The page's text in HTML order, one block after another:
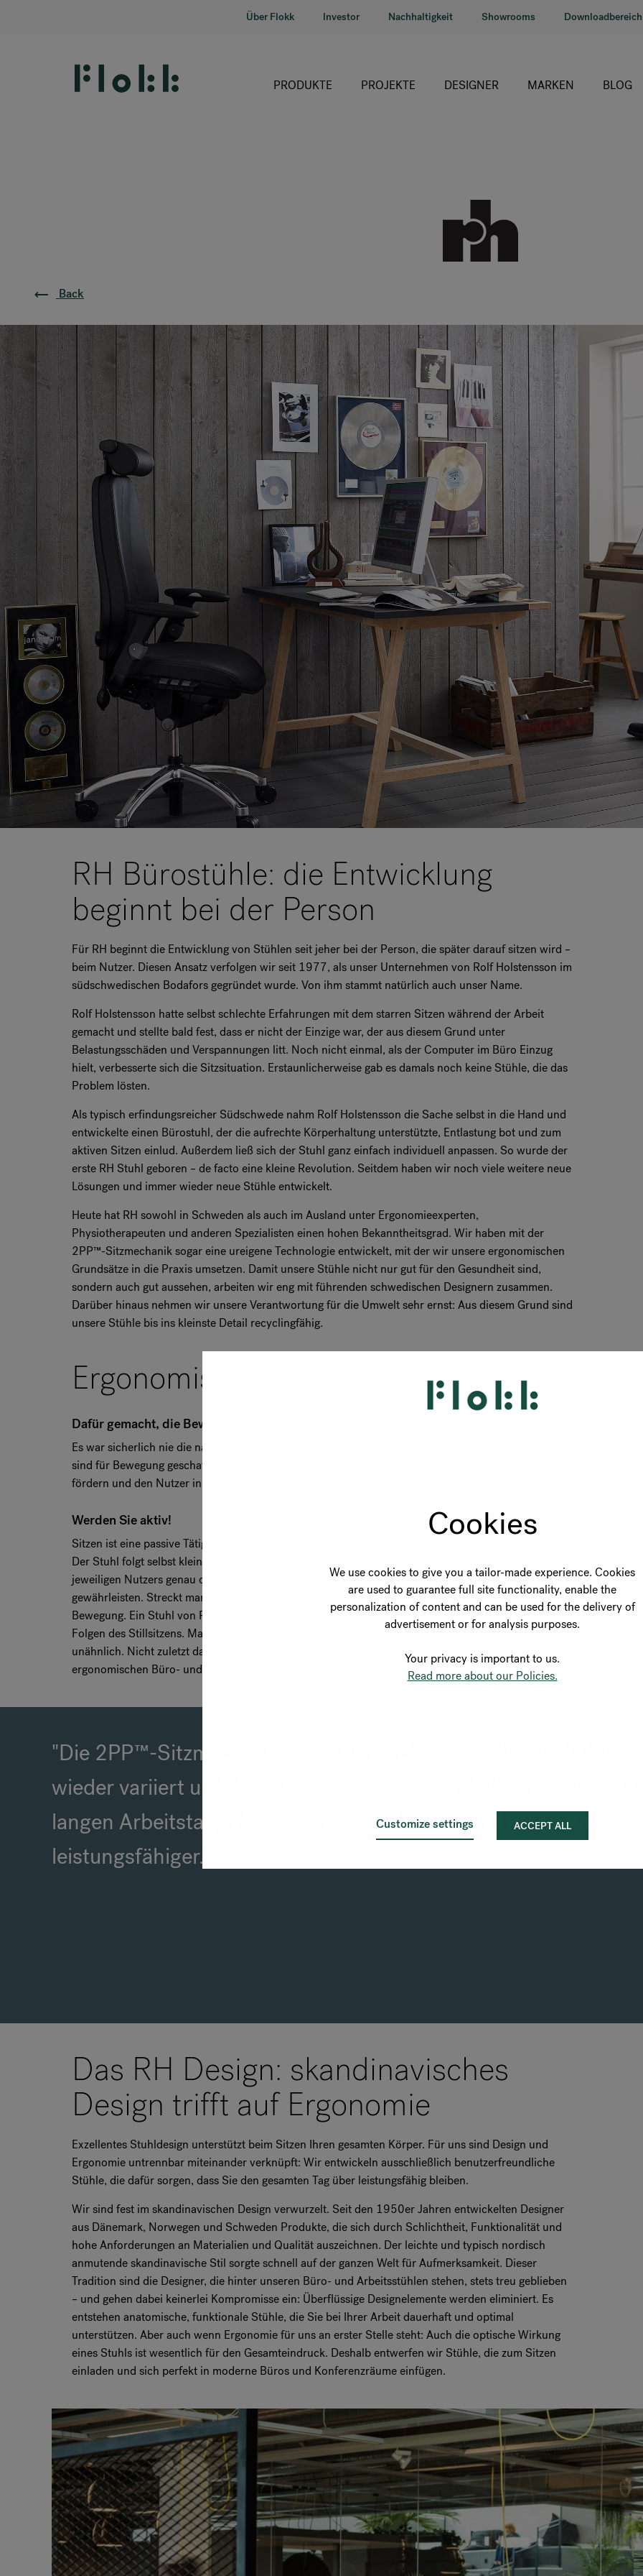
Cookies
We use cookies to give you a tailor-made experience. Cookies
are used to guarantee full site functionality, enable the
personalization of content and can be used for the delivery of
advertisement or for analysis purposes.
Your privacy is important to us.
Read more about our Policies.
Customize settings ACCEPT ALL
Über Flokk Investor Nachhaltigkeit Showrooms Downloadbereich
PRODUKTE PROJEKTE DESIGNER MARKEN
VIA Seating
Stylex
Spec
BLOG
Back
RH Bürostühle: die Entwicklung
beginnt bei der Person
Für RH beginnt die Entwicklung von Stühlen seit jeher bei der Person, die später darauf sitzen wird –
beim Nutzer. Diesen Ansatz verfolgen wir seit 1977, als unser Unternehmen von Rolf Holstensson im
südschwedischen Bodafors gegründet wurde. Von ihm stammt natürlich auch unser Name.
Rolf Holstensson hatte selbst schlechte Erfahrungen mit dem starren Sitzen während der Arbeit
gemacht und stellte bald fest, dass er nicht der Einzige war, der aus diesem Grund unter
Belastungsschäden und Verspannungen litt. Noch nicht einmal, als der Computer im Büro Einzug
hielt, verbesserte sich die Sitzsituation. Erstaunlicherweise gab es damals noch keine Stühle, die das
Problem lösten.
Als typisch erfindungsreicher Südschwede nahm Rolf Holstensson die Sache selbst in die Hand und
entwickelte einen Bürostuhl, der die aufrechte Körperhaltung unterstützte, Entlastung bot und zum
aktiven Sitzen einlud. Außerdem ließ sich der Stuhl ganz einfach individuell anpassen. So wurde der
erste RH Stuhl geboren – de facto eine kleine Revolution. Seitdem haben wir noch viele weitere neue
Lösungen und immer wieder neue Stühle entwickelt.
Heute hat RH sowohl in Schweden als auch im Ausland unter Ergonomieexperten,
Physiotherapeuten und anderen Spezialisten einen hohen Bekanntheitsgrad. Wir haben mit der
2PP™-Sitzmechanik sogar eine ureigene Technologie entwickelt, mit der wir unsere ergonomischen
Grundsätze in die Praxis umsetzen. Damit unsere Stühle nicht nur gut für den Gesundheit sind,
sondern auch gut aussehen, arbeiten wir eng mit führenden schwedischen Designern zusammen.
Darüber hinaus nehmen wir unsere Verantwortung für die Umwelt sehr ernst: Aus diesem Grund sind
unsere Stühle bis ins kleinste Detail recyclingfähig.
Ergonomische Bürostühle von RH
Dafür gemacht, die Beweglichkeit zu fördern
Es war sicherlich nie die natürliche Bestimmung des Menschen, auf einem Bürostuhl zu sitzen. Wir
sind für Bewegung geschaffen. Deshalb sind Stühle von RH darauf ausgelegt, ein aktives Sitzen zu
fördern und den Nutzer in eine möglichst aufrechte Sitzposition zu bringen.
Werden Sie aktiv!
Sitzen ist eine passive Tätigkeit. Mit einem RH Stuhl braucht es jedoch nicht viel, um aktiv zu werden:
Der Stuhl folgt selbst kleinsten Bewegungen und bietet abhängig von Körpergröße und Gewicht des
jeweiligen Nutzers genau die richtige Unterstützung, um stets eine optimale Entlastung zu
gewährleisten. Streckt man zum Beispiel den Arm nach dem Telefon aus, folgt der Stuhl der
Bewegung. Ein Stuhl von RH wirkt einer starren Sitzhaltung entgegen und verringert die negativen
Folgen des Stillsitzens. Man könnte sagen: Unser Verständnis von Ergonomie ist dem der Natur nicht
unähnlich. Nicht zuletzt dadurch sind wir europaweit zu einem der führenden Hersteller von
ergonomischen Büro- und Arbeitsstühlen geworden.
"Die 2PP™-Sitzmechanik sorgt dafür, dass man die Sitzhaltung
wieder variiert und den Körper entlastet. So bleibt man auch an
langen Arbeitstagen konzentrierter, aktiver – und insgesamt
leistungsfähiger."
Das RH Design: skandinavisches
Design trifft auf Ergonomie
Exzellentes Stuhldesign unterstützt beim Sitzen Ihren gesamten Körper. Für uns sind Design und
Ergonomie untrennbar miteinander verknüpft: Wir entwickeln ausschließlich benutzerfreundliche
Stühle, die dafür sorgen, dass Sie den gesamten Tag über leistungsfähig bleiben.
Wir sind fest im skandinavischen Design verwurzelt. Seit den 1950er Jahren entwickelten Designer
aus Dänemark, Norwegen und Schweden Produkte, die sich durch Schlichtheit, Funktionalität und
hohe Anforderungen an Materialien und Qualität auszeichnen. Der leichte und typisch nordisch
anmutende skandinavische Stil sorgte schnell auf der ganzen Welt für Aufmerksamkeit. Dieser
Tradition sind die Designer, die hinter unseren Büro- und Arbeitsstühlen stehen, stets treu geblieben
– und gehen dabei keinerlei Kompromisse ein: Überflüssige Designelemente werden eliminiert. Es
entstehen anatomische, funktionale Stühle, die Sie bei Ihrer Arbeit dauerhaft und optimal
unterstützen. Aber auch wenn Ergonomie für uns an erster Stelle steht: Auch die optische Wirkung
eines Stuhls ist wesentlich für den Gesamteindruck. Deshalb entwerfen wir Stühle, die zum Sitzen
einladen und sich perfekt in moderne Büros und Konferenzräume einfügen.